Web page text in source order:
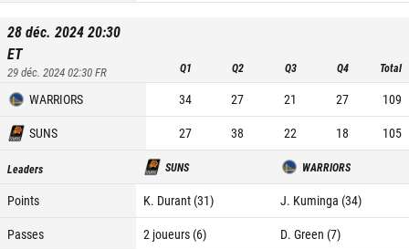
28 déc. 2024 20:30
ET
29 déc. 2024 02:30FR Q1 Q2 Q3 Q4 Total
WARRIORS 34 27 21 27
109
SUNS
27 38 22 18 105
Leaders SUNS WARRIORS
Points K. Durant (31)
J. Kuminga (34)
Passes
2 joueurs (6)
D. Green (7)